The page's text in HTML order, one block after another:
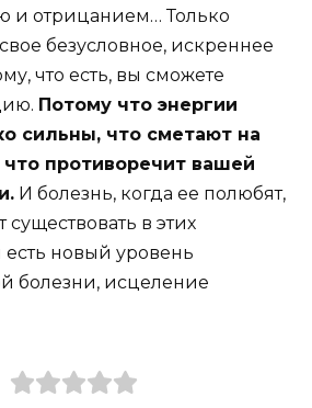
и отрицанием… Только
безусловное, искреннее
что есть, вы сможете
Потому что энергии
сильны, что сметают на
что противоречит вашей
И болезнь, когда ее полюбят,
существовать в этих
есть новый уровень
болезни, исцеление